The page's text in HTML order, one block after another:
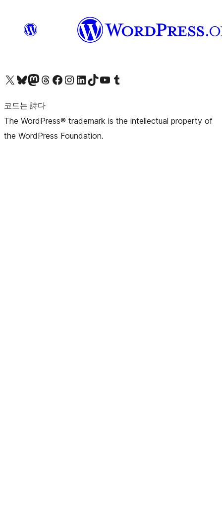
X(이전 트위터) 계정 방문하기블루스카이 계정 방문하기마스토돈 계정 방문하기스레드 계정 방문하기 페이스북 페이지 방문하기인스타그램 계정 방문하기 LinkedIn 계정 방문하기틱톡 계정 방문하기유튜브 채널 방문하기 텀블러 계정 방문하기
코드는 詩다
The WordPress® trademark is the intellectual property of
the WordPress Foundation.